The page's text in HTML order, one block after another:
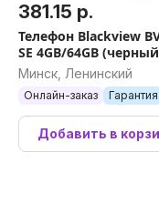
381.15 р.
Телефон Blackview
SE 4GB/64GB
оранжевый)
Минск, Ленинский
Онлайн-заказ Гарантия
Добавить в